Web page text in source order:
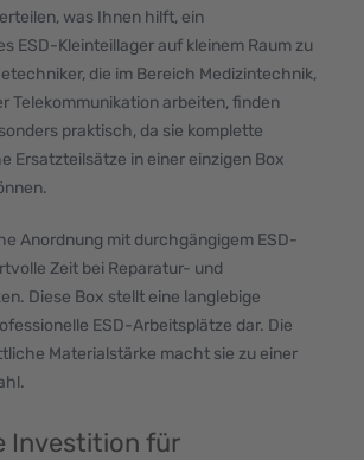
was Ihnen hilft, ein
ESD-Kleinteillager auf kleinem Raum zu
die im Bereich Medizintechnik,
Telekommunikation arbeiten, finden
praktisch, da sie komplette
Ersatzteilsätze in einer einzigen Box
Anordnung mit durchgängigem ESD-
Zeit bei Reparatur- und
Diese Box stellt eine langlebige
ESD-Arbeitsplätze dar. Die
Materialstärke macht sie zu einer
Investition für